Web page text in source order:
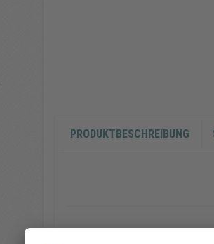
PRODUKTBESCHREIBUNG